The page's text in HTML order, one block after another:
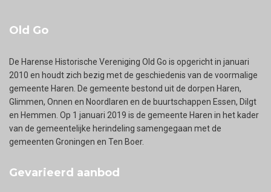
Old Go
De Harense Historische Vereniging Old Go is opgericht in januari
2010 en houdt zich bezig met de geschiedenis van de voormalige
gemeente Haren. De gemeente bestond uit de dorpen Haren,
Glimmen, Onnen en Noordlaren en de buurtschappen Essen, Dilgt
en Hemmen. Op 1 januari 2019 is de gemeente Haren in het kader
van de gemeentelijke herindeling samengegaan met de
gemeenten Groningen en Ten Boer.
Gevarieerd aanbod